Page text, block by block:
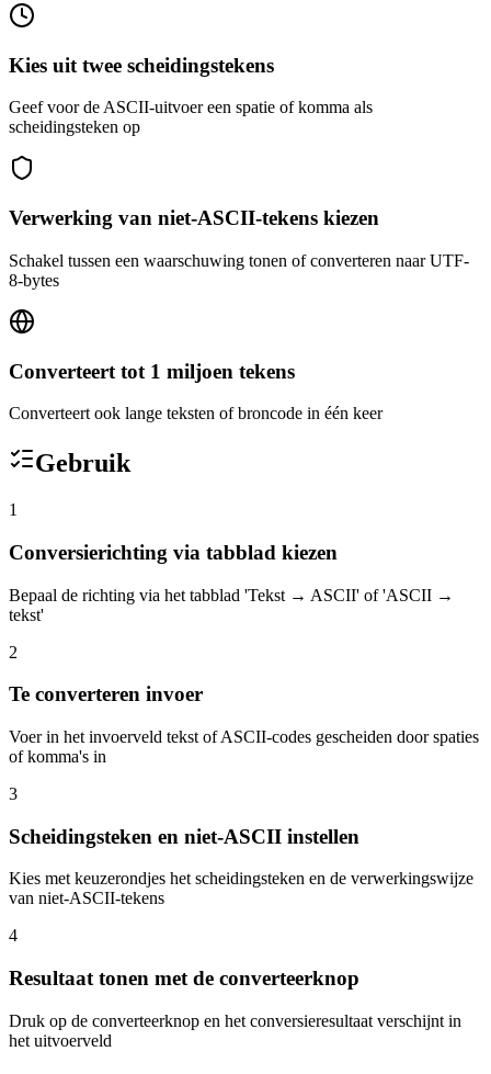
Kies uit twee scheidingstekens
Geef voor de ASCII-uitvoer een spatie of komma als
scheidingsteken op
Verwerking van niet-ASCII-tekens kiezen
Schakel tussen een waarschuwing tonen of converteren naar UTF-
8-bytes
Converteert tot 1 miljoen tekens
Converteert ook lange teksten of broncode in één keer
Gebruik
1
Conversierichting via tabblad kiezen
Bepaal de richting via het tabblad 'Tekst → ASCII' of 'ASCII →
tekst'
2
Te converteren invoer
Voer in het invoerveld tekst of ASCII-codes gescheiden door spaties
of komma's in
3
Scheidingsteken en niet-ASCII instellen
Kies met keuzerondjes het scheidingsteken en de verwerkingswijze
van niet-ASCII-tekens
4
Resultaat tonen met de converteerknop
Druk op de converteerknop en het conversieresultaat verschijnt in
het uitvoerveld